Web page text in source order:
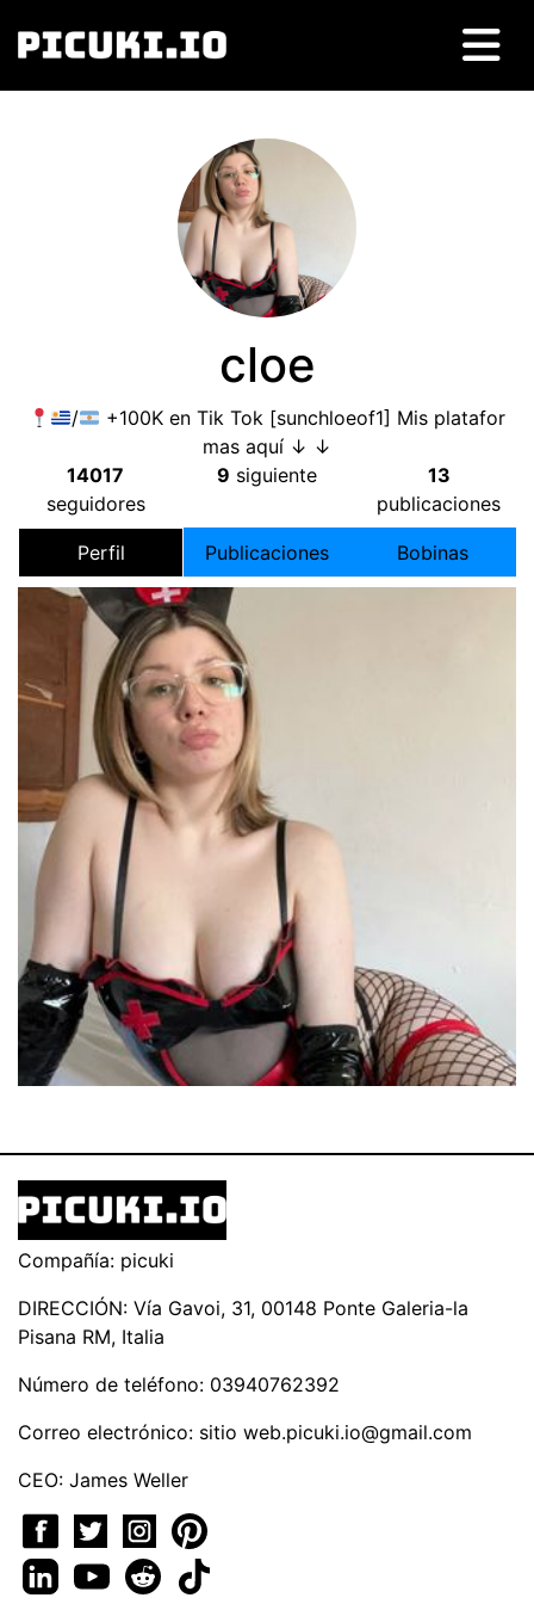
cloe
/
+100K en Tik Tok [sunchloeof1] Mis platafor
mas aquí ↓ ↓
14017
seguidores
9 siguiente
13
publicaciones
Perfil Publicaciones Bobinas
Compañía: picuki
DIRECCIÓN: Vía Gavoi, 31, 00148 Ponte Galeria-la
Pisana RM, Italia
Número de teléfono: 03940762392
Correo electrónico: sitio web.picuki.io@gmail.com
CEO: James Weller